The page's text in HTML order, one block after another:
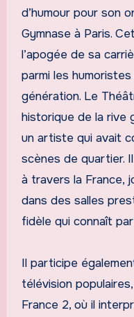
d’humour pour son
Gymnase à Paris.
l’apogée de sa
parmi les
génération. Le
historique de la rive
un artiste qui avait
scènes de quartier.
à travers la France,
dans des salles
fidèle qui connaît
Il participe
télévision
France 2, où il